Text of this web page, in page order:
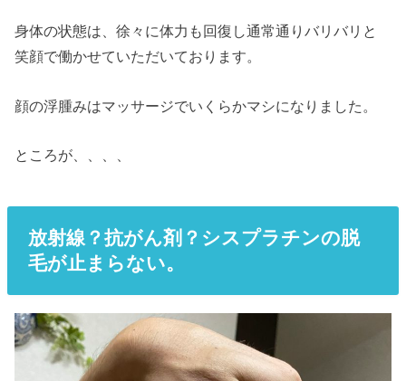
身体の状態は、徐々に体力も回復し通常通りバリバリと
笑顔で働かせていただいております。
顔の浮腫みはマッサージでいくらかマシになりました。
ところが、、、、
放射線 ？抗がん剤？シスプラチンの脱
毛が止まらない。